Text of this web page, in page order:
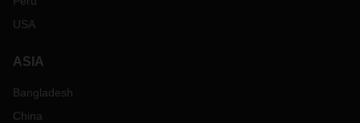
USA
ASIA
Bangladesh
China